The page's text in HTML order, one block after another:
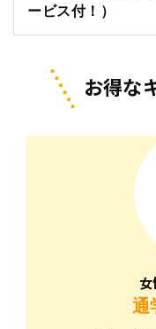
ービス付！）
お得な
女
通